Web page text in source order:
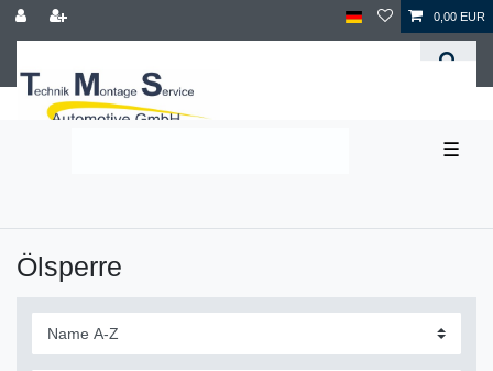
0,00 EUR
☰
Ölsperre